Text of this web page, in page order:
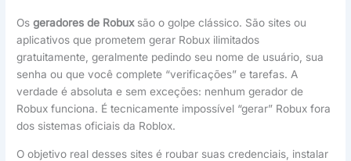
Osgeradores de Robuxsão o golpe clássico. São sites ou
aplicativos que prometem gerar Robux ilimitados
gratuitamente, geralmente pedindo seu nome de usuário, sua
senha ou que você complete “verificações” e tarefas. A
verdade é absoluta e sem exceções: nenhum gerador de
Robux funciona. É tecnicamente impossível “gerar” Robux fora
dos sistemas oficiais da Roblox.
O objetivo real desses sites é roubar suas credenciais, instalar